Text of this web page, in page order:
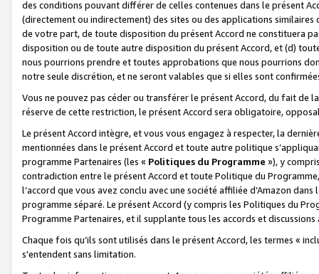
des conditions pouvant différer de celles contenues dans le présent
(directement ou indirectement) des sites ou des applications
de votre part, de toute disposition du présent Accord ne constituera
disposition ou de toute autre disposition du présent Accord, et (d)
nous pourrions prendre et toutes approbations que nous pourrions
notre seule discrétion, et ne seront valables que si elles sont
Vous ne pouvez pas céder ou transférer le présent Accord, du fait de
réserve de cette restriction, le présent Accord sera obligatoire,
Le présent Accord intègre, et vous vous engagez à respecter, la
mentionnées dans le présent Accord et toute autre politique
programme Partenaires (les « Politiques du Programme »), y
contradiction entre le présent Accord et toute Politique du
l’accord que vous avez conclu avec une société affiliée d’Amazon
programme séparé. Le présent Accord (y compris les Politiques du
Programme Partenaires, et il supplante tous les accords et discussions
Chaque fois qu’ils sont utilisés dans le présent Accord, les termes «
s'entendent sans limitation.